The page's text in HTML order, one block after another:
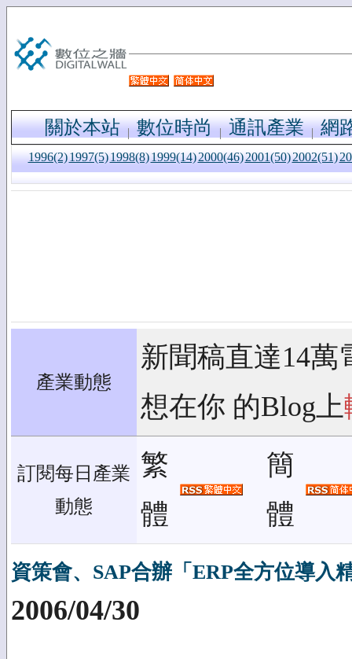
關於本站 數位時尚 通訊產業 網
1996(2)1997(5)1998(8)1999(14)2000(46)2001(50)2002(51)
產業動態
新聞稿直達14萬
想在你 的Blog上
訂閱每日產業
動態
繁
體
簡
體
資策會、SAP合辦「ERP全方位導入
2006/04/30